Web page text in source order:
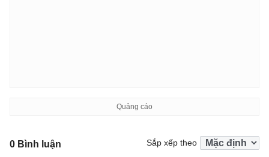
0 Bình luận Sắp xếp theo